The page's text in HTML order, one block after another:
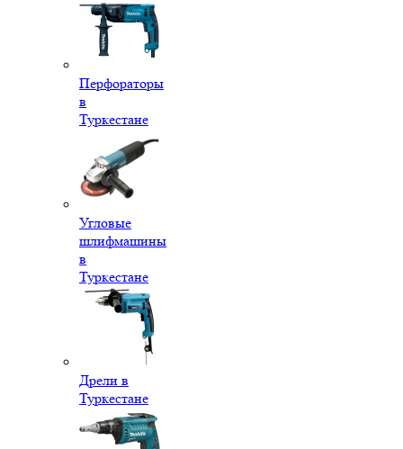
Перфораторы
в
Туркестане
Угловые
шлифмашины
в
Туркестане
Дрели в
Туркестане